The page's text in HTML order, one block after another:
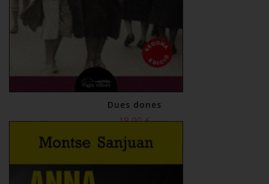
Dues dones
18,00 €
Comprar